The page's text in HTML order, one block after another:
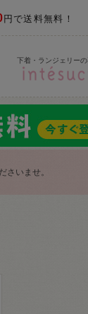
円で送料無料！
下着・ランジェリー
さいませ。